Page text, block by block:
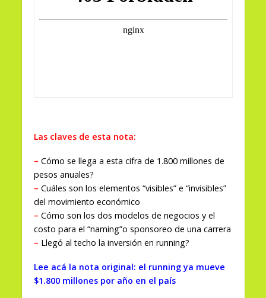
Las claves de esta nota:
– Cómo se llega a esta cifra de 1.800 millones de
pesos anuales?
– Cuáles son los elementos “visibles” e “invisibles”
del movimiento económico
– Cómo son los dos modelos de negocios y el
costo para el “naming”o sponsoreo de una carrera
– Llegó al techo la inversión en running?
Lee acá la nota original: el running ya mueve
$1.800 millones por año en el país